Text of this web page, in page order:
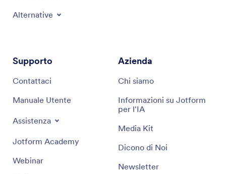
Alternative
Supporto
Contattaci
Manuale Utente
Assistenza
Jotform Academy
Webinar
Azienda
Chi siamo
Informazioni su Jotform
per l'IA
Media Kit
Dicono di Noi
Newsletter